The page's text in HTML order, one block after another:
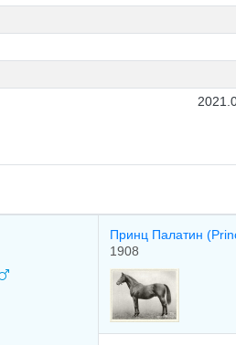
Принц Палатин
1908